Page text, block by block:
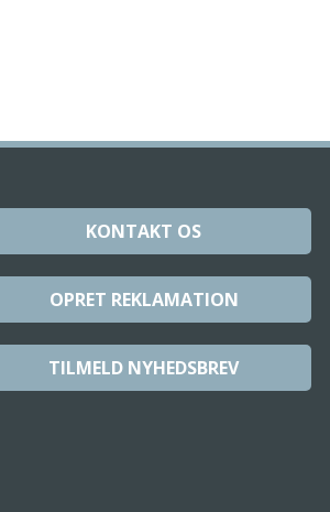
KONTAKT OS
OPRET REKLAMATION
TILMELD NYHEDSBREV